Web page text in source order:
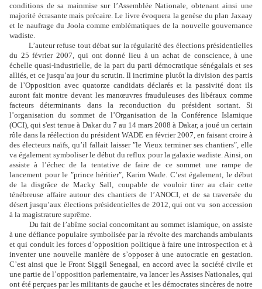
conditions de sa mainmise sur l’Assemblée Nationale, obtenant ainsi une
majorité écrasante mais précaire. Le livre évoquera la genèse du plan Jaxaay
et le naufrage du Joola comme emblématiques de la nouvelle gouvernance
wadiste.
L’auteur refuse tout débat sur la régularité des élections présidentielles
du 25 février 2007, qui ont donné lieu à un achat de conscience, à une
échelle quasi-industrielle, de la part du parti démocratique sénégalais et ses
alliés, et ce jusqu’au jour du scrutin. Il incrimine plutôt la division des partis
de l’Opposition avec quatorze candidats déclarés et la passivité dont ils
auront fait montre devant les manœuvres frauduleuses des libéraux comme
facteurs déterminants dans la reconduction du président sortant. Si
l’organisation du sommet de l’Organisation de la Conférence Islamique
(OCI), qui s'est tenue à Dakar du 7 au 14 mars 2008 à Dakar, a joué un certain
rôle dans la réélection du président WADE en février 2007, en faisant croire à
des électeurs naïfs, qu’il fallait laisser ″le Vieux terminer ses chantiers″, elle
va également symboliser le début du reflux pour la galaxie wadiste. Ainsi, on
assiste à l’échec de la tentative de faire de ce sommet une rampe de
lancement pour le ″prince héritier″, Karim Wade. C’est également, le début
de la disgrâce de Macky Sall, coupable de vouloir tirer au clair cette
ténébreuse affaire autour des chantiers de l’ANOCI, et de sa traversée du
désert jusqu’aux élections présidentielles de 2012, qui ont vu son accession
à la magistrature suprême.
Du fait de l’abîme social concomitant au sommet islamique, on assiste
à une défiance populaire symbolisée par la révolte des marchands ambulants
et qui conduit les forces d’opposition politique à faire une introspection et à
inventer une nouvelle manière de s’opposer à une autocratie en gestation.
C’est ainsi que le Front Siggil Senegaal, en accord avec la société civile et
une partie de l’opposition parlementaire, va lancer les Assises Nationales, qui
ont été perçues par les militants de gauche et les démocrates sincères de notre